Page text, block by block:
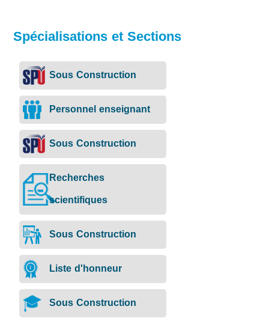
Spécialisations et Sections
Sous Construction
Personnel enseignant
Sous Construction
Recherches
scientifiques
Sous Construction
Liste d'honneur
Sous Construction